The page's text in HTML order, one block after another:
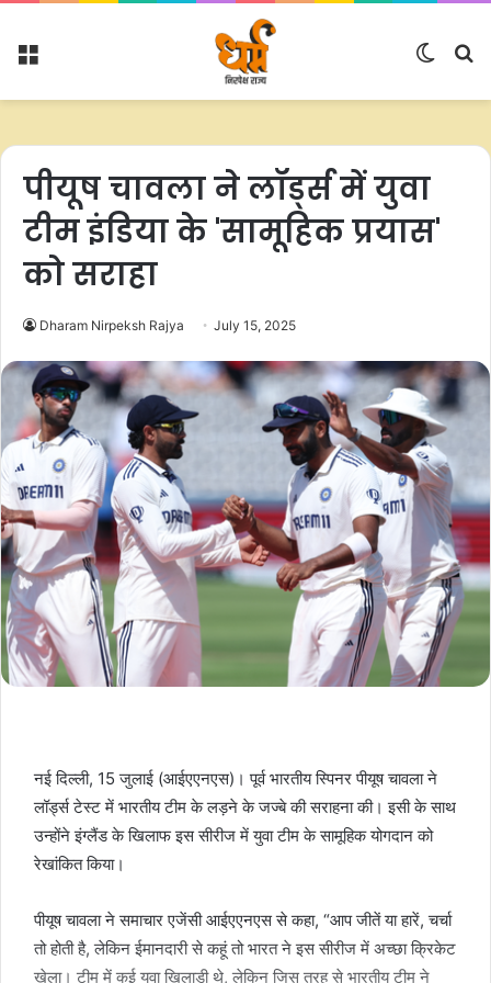
Menu
Switch
पीयूष चावला ने लॉर्ड्स में युवा
टीम इंडिया के 'सामूहिक प्रयास'
को सराहा
Dharam Nirpeksh Rajya July 15, 2025
नई दिल्ली, 15 जुलाई (आईएएनएस)। पूर्व भारतीय स्पिनर पीयूष चावला ने
लॉर्ड्स टेस्ट में भारतीय टीम के लड़ने के जज्बे की सराहना की। इसी के साथ
उन्होंने इंग्लैंड के खिलाफ इस सीरीज में युवा टीम के सामूहिक योगदान को
रेखांकित किया।
पीयूष चावला ने समाचार एजेंसी आईएएनएस से कहा, “आप जीतें या हारें, चर्चा
तो होती है, लेकिन ईमानदारी से कहूं तो भारत ने इस सीरीज में अच्छा क्रिकेट
खेला। टीम में कई युवा खिलाड़ी थे, लेकिन जिस तरह से भारतीय टीम ने